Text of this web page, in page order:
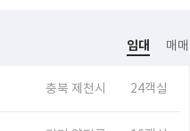
임대 매매
충북 제천시 24객실